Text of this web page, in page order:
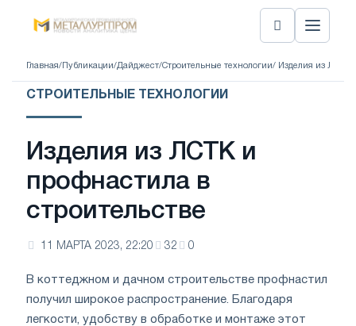
Главная/ Публикации/Дайджест/Строительные технологии/ Изделия из ЛСТК
СТРОИТЕЛЬНЫЕ ТЕХНОЛОГИИ
Изделия из ЛСТК и
профнастила в
строительстве
11 МАРТА 2023, 22:20 32 0
В коттеджном и дачном строительстве профнастил
получил широкое распространение. Благодаря
легкости, удобству в обработке и монтаже этот